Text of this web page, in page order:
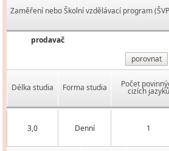
Zaměření nebo Školní vzdělávací program
prodavač
porovnat
Délka studia Forma studia Počet
cizích jazyků
3,0 Denní 1